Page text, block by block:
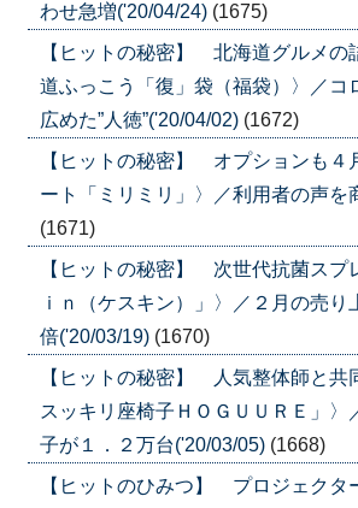
わせ急増('20/04/24) (1675)
【ヒットの秘密】 北海道グルメの
道ふっこう「復」袋（福袋）〉／コ
広めた”人徳”('20/04/02) (1672)
【ヒットの秘密】 オプションも４
ート「ミリミリ」〉／利用者の声を
(1671)
【ヒットの秘密】 次世代抗菌スプ
ｉｎ（ケスキン）」〉／２月の売り
倍('20/03/19) (1670)
【ヒットの秘密】 人気整体師と共
スッキリ座椅子ＨＯＧＵＵＲＥ」〉
子が１．２万台('20/03/05) (1668)
【ヒットのひみつ】 プロジェクタ